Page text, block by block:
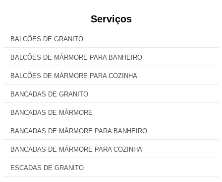
Serviços
BALCÕES DE GRANITO
BALCÕES DE MÁRMORE PARA BANHEIRO
BALCÕES DE MÁRMORE PARA COZINHA
BANCADAS DE GRANITO
BANCADAS DE MÁRMORE
BANCADAS DE MÁRMORE PARA BANHEIRO
BANCADAS DE MÁRMORE PARA COZINHA
ESCADAS DE GRANITO